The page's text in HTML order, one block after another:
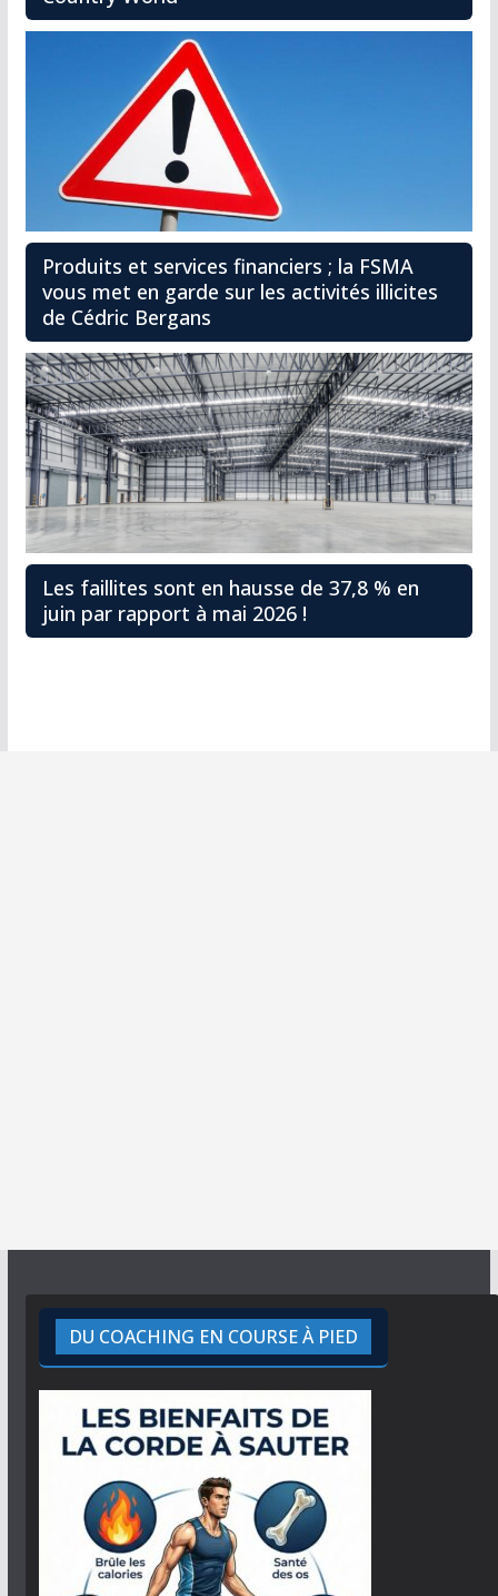
Produits et services financiers ; la FSMA
vous met en garde sur les activités illicites
de Cédric Bergans
Les faillites sont en hausse de 37,8 % en
juin par rapport à mai 2026 !
DU COACHING EN COURSE À PIED